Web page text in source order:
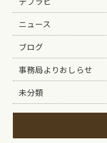
ニュース
ブログ
事務局よりおしらせ
未分類